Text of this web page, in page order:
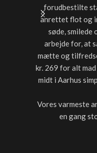
forudbestilte
anrettet flot og
søde,
arbejde for, at
mætte og
kr. 269 for alt
midt i Aarhus
Vores varmeste
en gang